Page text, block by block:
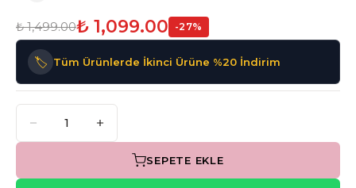
₺ 1,499.00₺ 1,099.00 -27%
🏷️ Tüm Ürünlerde İkinci Ürüne %20 İndirim
SEPETE EKLE